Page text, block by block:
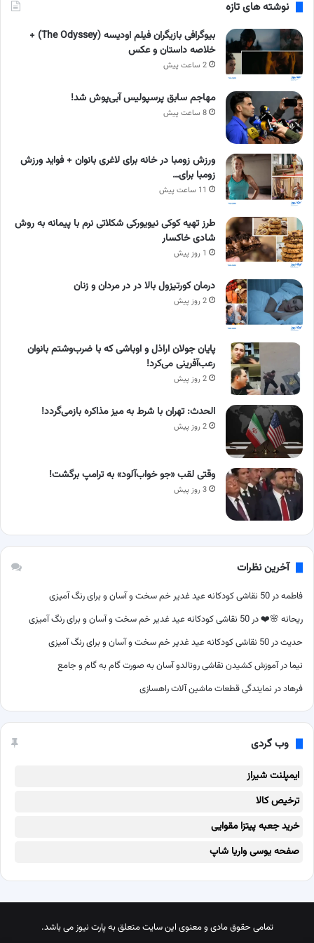
نوشته های تازه
بیوگرافی بازیگران فیلم اودیسه (The Odyssey) +
خلاصه داستان و عکس
2 ساعت پیش
مهاجم سابق پرسپولیس آبی‌پوش شد!
8 ساعت پیش
ورزش زومبا در خانه برای لاغری بانوان + فواید ورزش
زومبا برای…
11 ساعت پیش
طرز تهیه کوکی نیویورکی شکلاتی نرم با پیمانه به روش
شادی خاکسار
1 روز پیش
درمان کورتیزول بالا در در مردان و زنان
2 روز پیش
پایان جولان اراذل و اوباشی که با ضرب‌وشتم بانوان
رعب‌آفرینی می‌کرد!
2 روز پیش
الحدث: تهران با شرط به میز مذاکره بازمی‌گردد!
2 روز پیش
وقتی لقب «جو خواب‌آلود» به ترامپ برگشت!
3 روز پیش
آخرین نظرات
فاطمهدر 50 نقاشی کودکانه عید غدیر خم سخت و آسان و برای رنگ آمیزی
ریحانه 🌸❤️در 50 نقاشی کودکانه عید غدیر خم سخت و آسان و برای رنگ آمیزی
حدیثدر 50 نقاشی کودکانه عید غدیر خم سخت و آسان و برای رنگ آمیزی
نیما درآموزش کشیدن نقاشی رونالدو آسان به صورت گام به گام و جامع
فرهاددر نمایندگی قطعات ماشین آلات راهسازی
وب گردی
ایمپلنت شیراز
ترخیص کالا
خرید جعبه پیتزا مقوایی
صفحه یوسی واریا شاپ
تمامی حقوق مادی و معنوی این سایت متعلق به پارت نیوز می باشد.